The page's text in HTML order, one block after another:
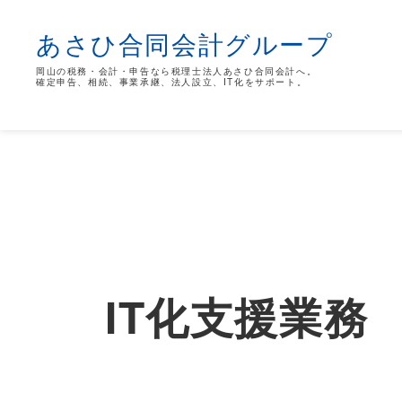
あさひ合同会計グループ
岡山の税務・会計・申告なら税理士法人あさひ合同会計へ。
確定申告、相続、事業承継、法人設立、IT化をサポート。
IT化支援業務